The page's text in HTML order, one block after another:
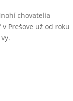
chovatelia
Prešove už od roku